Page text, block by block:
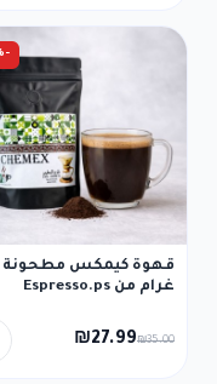
-20%
غرام من Espresso.ps
₪27.99₪35.00